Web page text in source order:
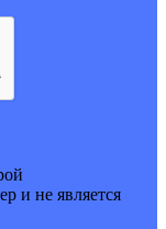
и не является